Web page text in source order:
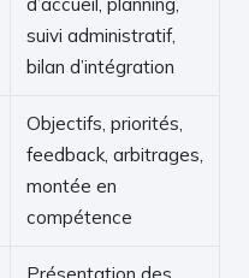
d’accueil, planning,
suivi administratif,
bilan d’intégration
Objectifs, priorités,
feedback, arbitrages,
montée en
compétence